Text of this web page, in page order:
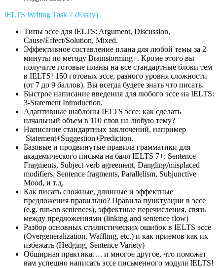
IELTS Writing Task 2 (Essay)
Типы эссе для IELTS: Argument, Discussion,
Cause/Effect/Solution, Mixed.
Эффективное составление плана для любой темы за 2
минуты по методу Brainstorming+. Кроме этого вы
получите готовые планы на все стандартные блоки тем
в IELTS! 150 готовых эссе, разного уровня сложности
(от 7 до 9 баллов). Вы всегда будете знать что писать.
Быстрое написание введения для любого эссе на IELTS:
3-Statement Introduction.
Адаптивные шаблоны IELTS эссе: как сделать
начальный объем в 110 слов на любую тему?
Написание стандартных заключений, например
Statement+Suggestion+Prediction.
Базовые и продвинутые правила грамматики для
академического письма на балл IELTS 7+: Sentence
Fragments, Subject-verb agreement, Dangling/misplaced
modifiers, Sentence fragments, Parallelism, Subjunctive
Mood, и т.д.
Как писать сложные, длинные и эффектные
предложения правильно? Правила пунктуации в эссе
(e.g. run-on sentences), эффектные перечисления, связь
между предложениями (linking and sentence flow)
Разбор основных стилистических ошибок в IELTS эссе
(Overgeneralization, Waffling, etc.) и как приемов как их
избежать (Hedging, Sentence Variety)
Обширная практика…. и многое другое, что поможет
вам успешно написать эссе письменного модуля IELTS!